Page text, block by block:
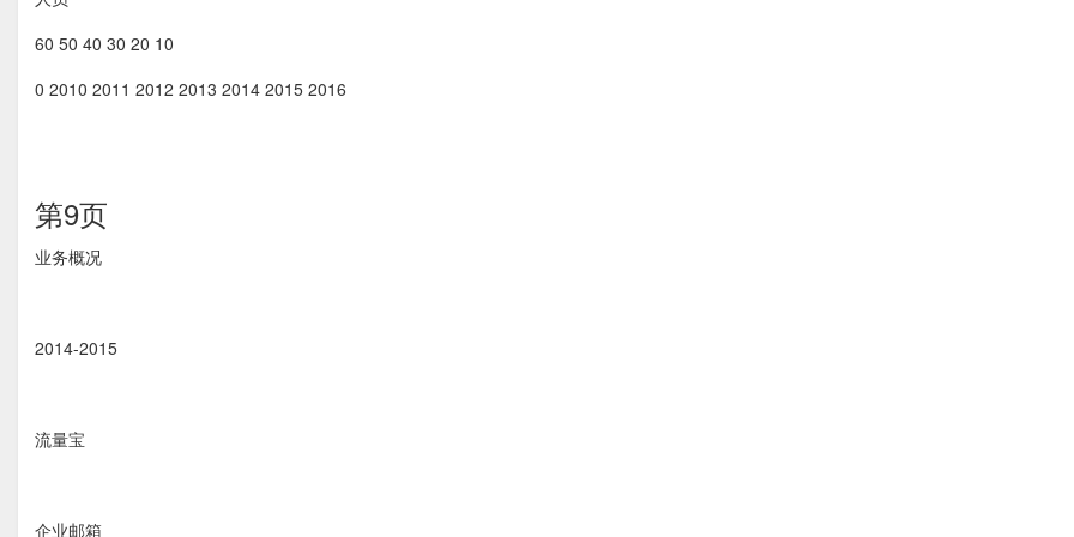
60 50 40 30 20 10
0 2010 2011 2012 2013 2014 2015 2016
第9页
业务概况
2014-2015
流量宝
企业邮箱